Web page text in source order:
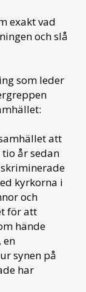
exakt vad
och slå
som leder
att
år sedan
kyrkorna i
och
för att
hände
en
synen på
har